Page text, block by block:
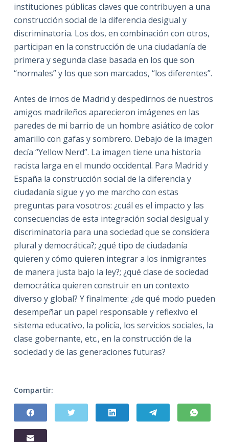
instituciones públicas claves que contribuyen a una
construcción social de la diferencia desigual y
discriminatoria. Los dos, en combinación con otros,
participan en la construcción de una ciudadanía de
primera y segunda clase basada en los que son
“normales” y los que son marcados, “los diferentes”.
Antes de irnos de Madrid y despedirnos de nuestros
amigos madrileños aparecieron imágenes en las
paredes de mi barrio de un hombre asiático de color
amarillo con gafas y sombrero. Debajo de la imagen
decía “Yellow Nerd”. La imagen tiene una historia
racista larga en el mundo occidental. Para Madrid y
España la construcción social de la diferencia y
ciudadanía sigue y yo me marcho con estas
preguntas para vosotros: ¿cuál es el impacto y las
consecuencias de esta integración social desigual y
discriminatoria para una sociedad que se considera
plural y democrática?; ¿qué tipo de ciudadanía
quieren y cómo quieren integrar a los inmigrantes
de manera justa bajo la ley?; ¿qué clase de sociedad
democrática quieren construir en un contexto
diverso y global? Y finalmente: ¿de qué modo pueden
desempeñar un papel responsable y reflexivo el
sistema educativo, la policía, los servicios sociales, la
clase gobernante, etc., en la construcción de la
sociedad y de las generaciones futuras?
Compartir: